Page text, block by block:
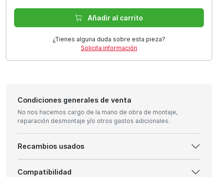
Añadir al carrito
¿Tienes alguna duda sobre esta pieza?
Solicita información
Condiciones generales de venta
No nos hacemos cargo de la mano de obra de montaje,
reparación desmontaje y/o otros gastos adicionales.
Recambios usados
Compatibilidad